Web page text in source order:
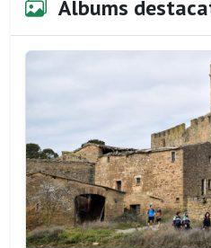
Àlbums